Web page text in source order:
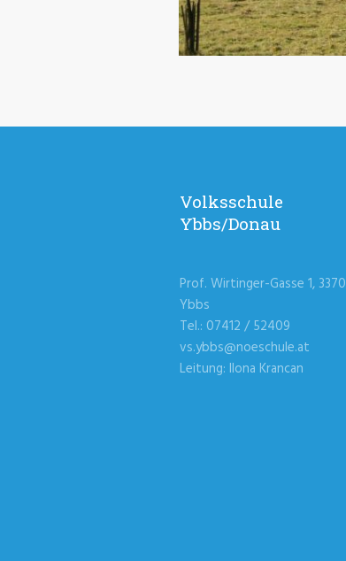
Volksschule
Ybbs/Donau
Prof. Wirtinger-Gasse 1, 3370
Ybbs
Tel.: 07412 / 52409
vs.ybbs@noeschule.at
Leitung: Ilona Krancan